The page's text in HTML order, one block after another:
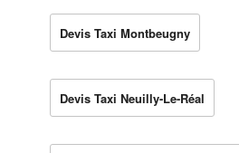
Devis Taxi Montbeugny
Devis Taxi Neuilly-Le-Réal